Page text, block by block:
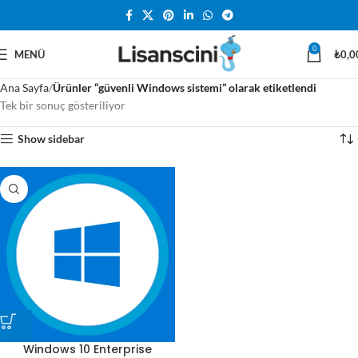
MENÜ 0 ₺
Ana Sayfa Ürünler “güvenli Windows sistemi” olarak etiketlendi
Tek bir sonuç gösteriliyor
Show sidebar
Windows 10 Enterprise